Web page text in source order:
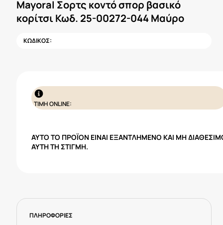
Mayoral Σορτς κοντό σπορ βασικό
κορίτσι Κωδ. 25-00272-044 Μαύρο
ΚΩΔΙΚΟΣ:
ΤΙΜΗ ONLINE:
ΑΥΤΌ ΤΟ ΠΡΟΪΌΝ ΕΊΝΑΙ ΕΞΑΝΤΛΗΜΈΝΟ ΚΑΙ ΜΗ
ΑΥΤΉ ΤΗ ΣΤΙΓΜΉ.
ΠΛΗΡΟΦΟΡΙΕΣ